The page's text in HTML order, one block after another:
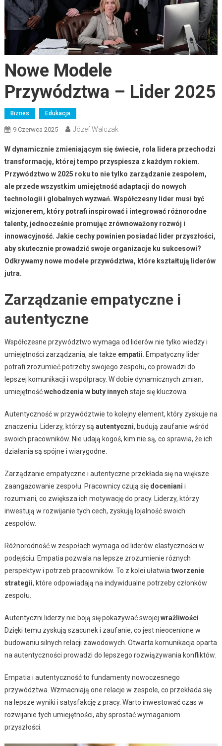
Nowe Modele
Przywództwa – Lider 2025
Biznes Edukacja
9 Czerwca 2025 Józef Walczak
W dynamicznie zmieniającym się świecie, rola lidera przechodzi
transformację, której tempo przyspiesza z każdym rokiem.
Przywództwo w 2025 roku to nie tylko zarządzanie zespołem,
ale przede wszystkim umiejętność adaptacji do nowych
technologii i globalnych wyzwań. Współczesny lider musi być
wizjonerem, który potrafi inspirować i integrować różnorodne
talenty, jednocześnie promując zrównoważony rozwój i
innowacyjność. Jakie cechy powinien posiadać lider przyszłości,
aby skutecznie prowadzić swoje organizacje ku sukcesowi?
Odkrywamy nowe modele przywództwa, które kształtują liderów
jutra.
Zarządzanie empatyczne i
autentyczne
Współczesne przywództwo wymaga od liderów nie tylko wiedzy i
umiejętności zarządzania, ale także empatii. Empatyczny lider
potrafi zrozumieć potrzeby swojego zespołu, co prowadzi do
lepszej komunikacji i współpracy. W dobie dynamicznych zmian,
umiejętnośćwchodzenia w buty innych staje się kluczowa.
Autentyczność w przywództwie to kolejny element, który zyskuje na
znaczeniu. Liderzy, którzy są autentyczni, budują zaufanie wśród
swoich pracowników. Nie udają kogoś, kim nie są, co sprawia, że ich
działania są spójne i wiarygodne.
Zarządzanie empatyczne i autentyczne przekłada się na większe
zaangażowanie zespołu. Pracownicy czują się doceniani i
rozumiani, co zwiększa ich motywację do pracy. Liderzy, którzy
inwestują w rozwijanie tych cech, zyskują lojalność swoich
zespołów.
Różnorodność w zespołach wymaga od liderów elastyczności w
podejściu. Empatia pozwala na lepsze zrozumienie różnych
perspektyw i potrzeb pracowników. To z kolei ułatwiatworzenie
strategii, które odpowiadają na indywidualne potrzeby członków
zespołu.
Autentyczni liderzy nie boją się pokazywać swojej wrażliwości.
Dzięki temu zyskują szacunek i zaufanie, co jest nieocenione w
budowaniu silnych relacji zawodowych. Otwarta komunikacja oparta
na autentyczności prowadzi do lepszego rozwiązywania konfliktów.
Empatia i autentyczność to fundamenty nowoczesnego
przywództwa. Wzmacniają one relacje w zespole, co przekłada się
na lepsze wyniki i satysfakcję z pracy. Warto inwestować czas w
rozwijanie tych umiejętności, aby sprostać wymaganiom
przyszłości.